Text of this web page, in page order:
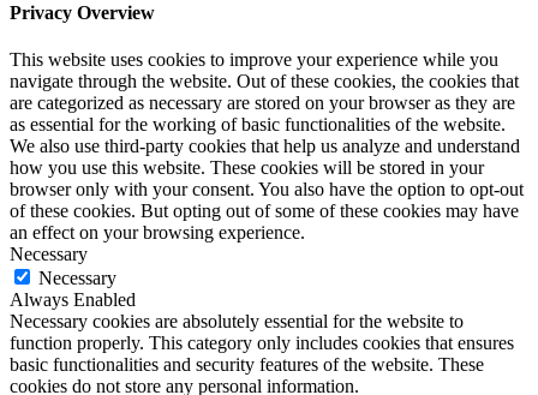
Privacy Overview
This website uses cookies to improve your experience while you
navigate through the website. Out of these cookies, the cookies that
are categorized as necessary are stored on your browser as they are
as essential for the working of basic functionalities of the website.
We also use third-party cookies that help us analyze and understand
how you use this website. These cookies will be stored in your
browser only with your consent. You also have the option to opt-out
of these cookies. But opting out of some of these cookies may have
an effect on your browsing experience.
Necessary
Necessary
Always Enabled
Necessary cookies are absolutely essential for the website to
function properly. This category only includes cookies that ensures
basic functionalities and security features of the website. These
cookies do not store any personal information.